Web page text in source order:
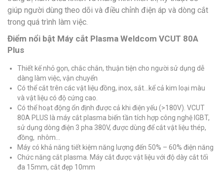
giúp người dùng theo dõi và điều chỉnh điện áp và dòng cắt
trong quá trình làm việc.
Điểm nổi bật Máy cắt Plasma Weldcom VCUT 80A
Plus
Thiết kế nhỏ gọn, chắc chắn, thuận tiện cho người sử dụng dễ
dàng làm việc, vận chuyển
Có thể cắt trên các vật liệu đồng, inox, sắt…kể cả kim loại màu
và vật liệu có độ cứng cao.
Có thể hoạt động ổn định được cả khi điện yếu (>180V). VCUT
80A PLUS là máy cắt plasma biến tần tích hợp công nghệ IGBT,
sử dụng dòng điện 3 pha 380V, được dùng để cắt vật liệu thép,
đồng, nhôm…
Máy có khả năng tiết kiệm năng lượng đến 50% – 60% điện năng
Chức năng cắt plasma. Máy cắt được vật liệu với độ dày cắt tối
đa 15mm, cắt đẹp 10mm